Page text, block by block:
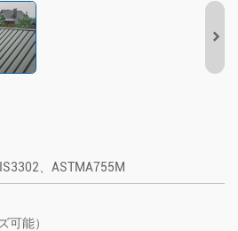
、ASTMA755M
可能）